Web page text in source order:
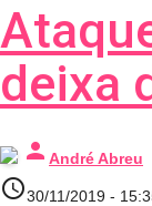
deixa
person André Abreu
access_time30/11/2019 -